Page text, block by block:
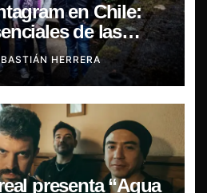
en Chile:
de las
HERRERA
presenta “Agua